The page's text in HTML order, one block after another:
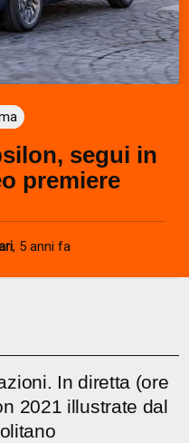
segui in
premiere
, 5 anni fa
In diretta (ore
2021 illustrate dal